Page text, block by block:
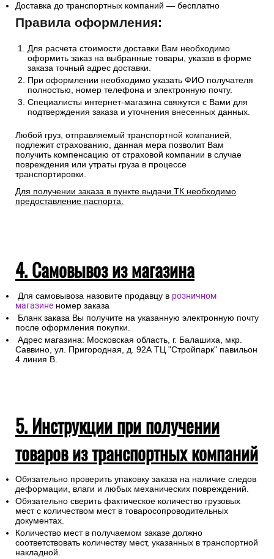
Доставка до транспортных компаний — бесплатно
Правила оформления:
Для расчета стоимости доставки Вам необходимо
оформить заказ на выбранные товары, указав в форме
заказа точный адрес доставки.
При оформлении необходимо указать ФИО получателя
полностью, номер телефона и электронную почту.
Специалисты интернет-магазина свяжутся с Вами для
подтверждения заказа и уточнения внесенных данных.
Любой груз, отправляемый транспортной компанией,
подлежит страхованию, данная мера позволит Вам
получить компенсацию от страховой компании в случае
повреждения или утраты груза в процессе
транспортировки.
Для получении заказа в пункте выдачи ТК необходимо
предоставление паспорта.
4. Самовывоз из магазина
Для самовывоза назовите продавцу в розничном
магазине номер заказа
Бланк заказа Вы получите на указанную электронную почту
после оформления покупки.
Адрес магазина: Московская область, г. Балашиха, мкр.
Саввино, ул. Пригородная, д. 92А ТЦ "Стройпарк" павильон
4 линия В.
5. Инструкции при получении
товаров из транспортных компаний
Обязательно проверить упаковку заказа на наличие следов
деформации, влаги и любых механических повреждений.
Обязательно сверить фактическое количество грузовых
мест с количеством мест в товаросопроводительных
документах.
Количество мест в получаемом заказе должно
соответствовать количеству мест, указанных в транспортной
накладной.